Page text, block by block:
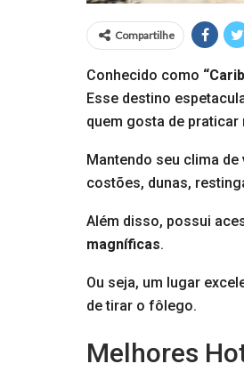
Compartilhe
Conhecido como
Esse destino
quem gosta de praticar
Mantendo seu clima
costões, dunas,
Além disso, possui
magníficas.
Ou seja, um lugar
de tirar o fôlego.
Melhores